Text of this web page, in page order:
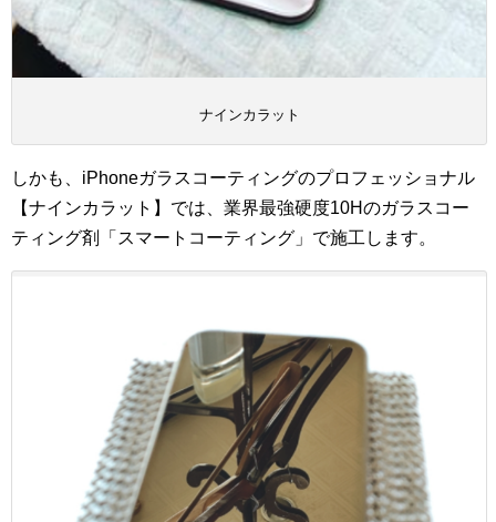
ナインカラット
しかも、iPhoneガラスコーティングのプロフェッショナル
【ナインカラット】では、業界最強硬度10Hのガラスコー
ティング剤「スマートコーティング」で施工します。